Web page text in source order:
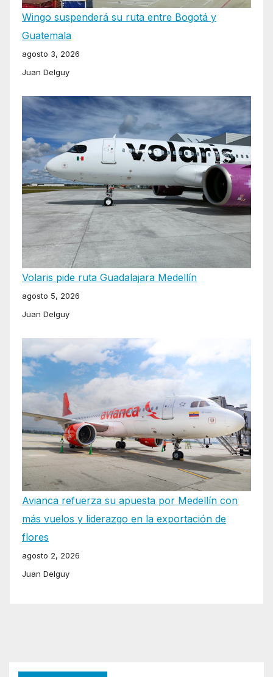
Wingo suspenderá su ruta entre Bogotá y
Guatemala
agosto 3, 2026
Juan Delguy
Volaris pide ruta Guadalajara Medellín
agosto 5, 2026
Juan Delguy
Avianca refuerza su apuesta por Medellín con
más vuelos y liderazgo en la exportación de
flores
agosto 2, 2026
Juan Delguy